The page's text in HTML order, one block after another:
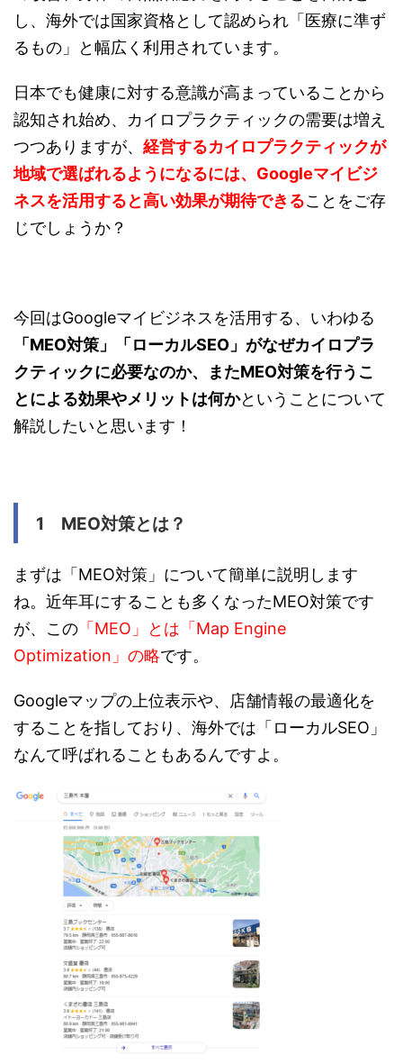
し、海外では国家資格として認められ「医療に準ず
るもの」と幅広く利用されています。
日本でも健康に対する意識が高まっていることから
認知され始め、カイロプラクティックの需要は増え
つつありますが、 経営するカイロプラクティックが
地域で選ばれるようになるには、Googleマイビジ
ネスを活用すると高い効果が期待できることをご存
じでしょうか？
今回はGoogleマイビジネスを活用する、いわゆる
「MEO対策」「ローカルSEO」がなぜカイロプラ
クティックに必要なのか、またMEO対策を行うこ
とによる効果やメリットは何かということについて
解説したいと思います！
1 MEO対策とは？
まずは「MEO対策」について簡単に説明します
ね。近年耳にすることも多くなったMEO対策です
が、この 「MEO」とは「Map Engine
Optimization」の略です。
Googleマップの上位表示や、店舗情報の最適化を
することを指しており、海外では「ローカルSEO」
なんて呼ばれることもあるんですよ。